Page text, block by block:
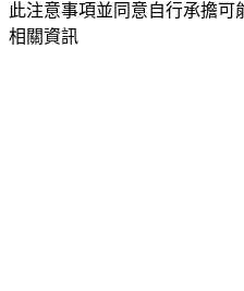
此注意事項並同意自行承擔可
相關資訊